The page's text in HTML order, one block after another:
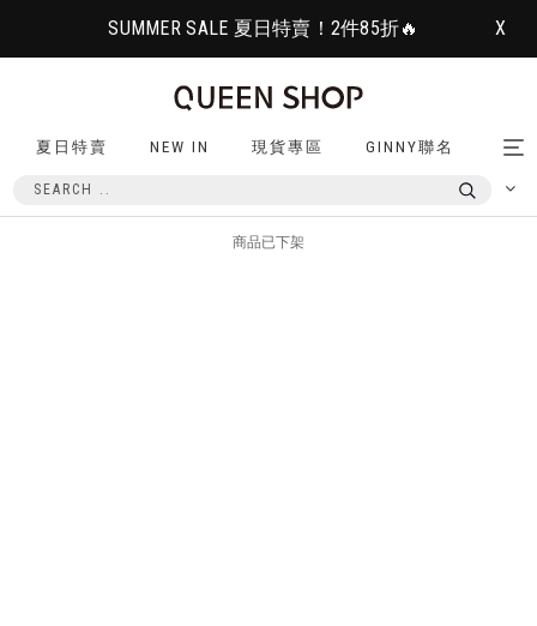
SUMMER SALE 夏日特賣！2件85折🔥 X
夏日特賣 NEW IN 現貨專區 GINNY聯名
商品已下架